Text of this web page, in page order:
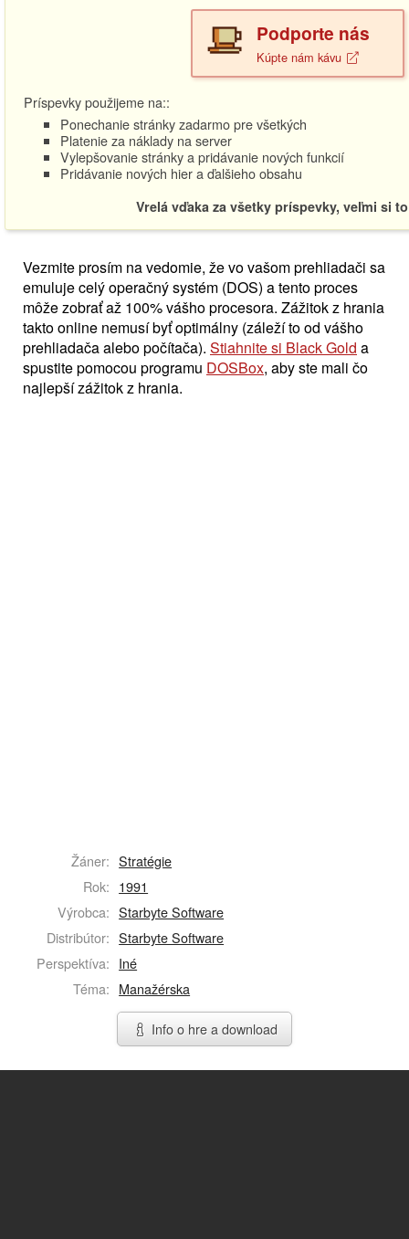
Podporte nás
Kúpte nám kávu
Príspevky použijeme na::
Ponechanie stránky zadarmo pre všetkých
Platenie za náklady na server
Vylepšovanie stránky a pridávanie nových funkcií
Pridávanie nových hier a ďalšieho obsahu
Vrelá vďaka za všetky príspevky, veľmi si
Vezmite prosím na vedomie, že vo vašom prehliadači sa
emuluje celý operačný systém (DOS) a tento proces
môže zobrať až 100% vášho procesora. Zážitok z hrania
takto online nemusí byť optimálny (záleží to od vášho
prehliadača alebo počítača). Stiahnite si Black Gold a
spustite pomocou programu DOSBox, aby ste mali čo
najlepší zážitok z hrania.
Žáner: Stratégie
Rok: 1991
Výrobca: Starbyte Software
Distribútor: Starbyte Software
Perspektíva: Iné
Téma: Manažérska
Info o hre a download